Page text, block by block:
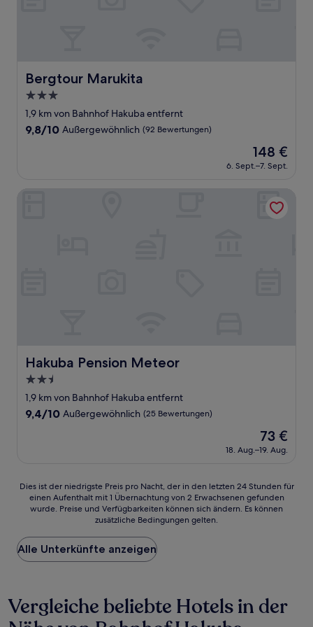
Bergtour Marukita
Bergtour Marukita
3.0-
Sterne-
Unterkunft
1,9 km von Bahnhof Hakuba entfernt
9.8
Bewertungen)
9,8/10 Außergewöhnlich (92 Bewertungen)
Der
Preis
beträgt
148 €
6. Sept.–7. Sept.
Hakuba Pension Meteor
Hakuba Pension Meteor
2.5-
Sterne-
Unterkunft
1,9 km von Bahnhof Hakuba entfernt
9.4
9,4/10 Außergewöhnlich (25 Bewertungen)
Der
Preis
beträgt
73 €
18. Aug.–19. Aug.
Dies
der
Preis
pro
Nacht,
den
letzten
Dies ist der niedrigste Preis pro Nacht, der in den letzten 24 Stunden für
einen Aufenthalt mit 1 Übernachtung von 2 Erwachsenen gefunden
wurde. Preise und Verfügbarkeiten können sich ändern. Es können
zusätzliche Bedingungen gelten.
Alle Unterkünfte anzeigen
Vergleiche beliebte Hotels in der